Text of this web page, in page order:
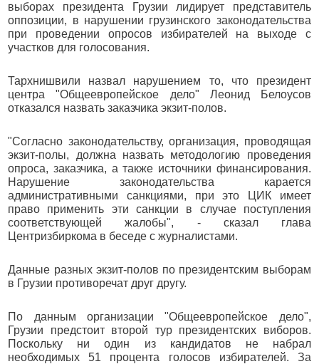
выборах президента Грузии лидирует представитель
оппозиции, в нарушении грузинского законодательства
при проведении опросов избирателей на выходе с
участков для голосования.
Тархнишвили назвал нарушением то, что президент
центра "Общеевропейское дело" Леонид Белоусов
отказался назвать заказчика экзит-полов.
"Согласно законодательству, организация, проводящая
экзит-полы, должна назвать методологию проведения
опроса, заказчика, а также источники финансирования.
Нарушение законодательства карается
административными санкциями, при это ЦИК имеет
право применить эти санкции в случае поступления
соответствующей жалобы", - сказал глава
Центризбиркома в беседе с журналистами.
Данные разных экзит-полов по президентским выборам
в Грузии противоречат друг другу.
По данным организации "Общеевропейское дело",
Грузии предстоит второй тур президентских виборов.
Поскольку ни один из кандидатов не набрал
необходимых 51 процента голосов избирателей. За